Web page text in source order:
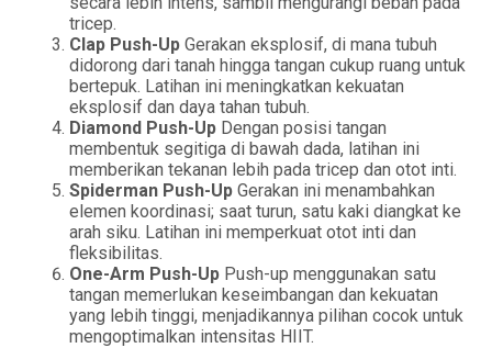
tricep.
Clap Push-Up Gerakan eksplosif, di mana tubuh
didorong dari tanah hingga tangan cukup ruang untuk
bertepuk. Latihan ini meningkatkan kekuatan
eksplosif dan daya tahan tubuh.
Diamond Push-Up Dengan posisi tangan
membentuk segitiga di bawah dada, latihan ini
memberikan tekanan lebih pada tricep dan otot inti.
Spiderman Push-Up Gerakan ini menambahkan
elemen koordinasi; saat turun, satu kaki diangkat ke
arah siku. Latihan ini memperkuat otot inti dan
fleksibilitas.
One-Arm Push-Up Push-up menggunakan satu
tangan memerlukan keseimbangan dan kekuatan
yang lebih tinggi, menjadikannya pilihan cocok untuk
mengoptimalkan intensitas HIIT.